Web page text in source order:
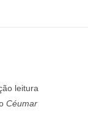
leitura
Céumar